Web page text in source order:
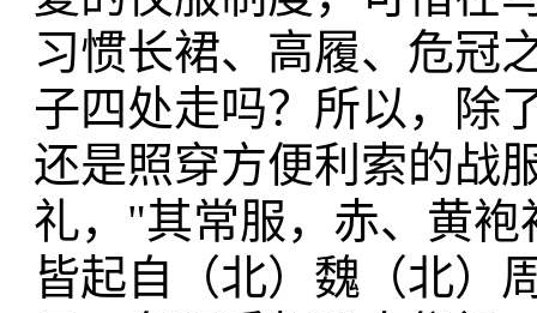
习惯长裙、高履、危冠
子四处走吗？所以，除
还是照穿方便利索的战
礼，"其常服，赤、黄
皆起自（北）魏（北）